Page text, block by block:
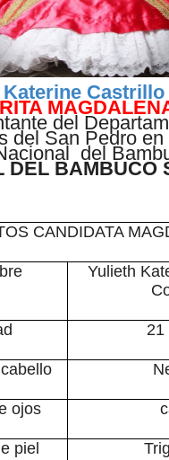
Castrillo
del
del San Pedro
del
DEL BAMBUCO
CANDIDATA
Yulieth
21
ojos
piel